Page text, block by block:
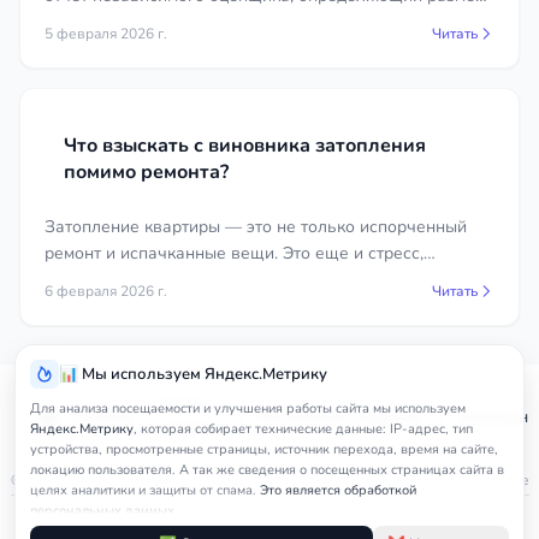
📊 Мы используем Яндекс.Метрику
Для анализа посещаемости и улучшения работы сайта мы используем
Яндекс.Метрику, которая собирает технические данные: IP-адрес, тип
устройства, просмотренные страницы, источник перехода, время на сайте,
локацию пользователя. А так же сведения о посещенных страницах сайта в
целях аналитики и защиты от спама. Это является обработкой
персональных данных.
Подробнее в Согласии на обработку персональных данных Правилах
сайте.
вреда. Часто стороны заказывают экспертизы в разных
организациях, что приводит к разным выводам.
5 февраля 2026 г. Читать
Что взыскать с виновника затопления
помимо ремонта?
Затопление квартиры — это не только испорченный
ремонт и испачканные вещи. Это еще и стресс,
временные неудобства и дополнительные расходы.
6 февраля 2026 г. Читать
Главная
Услуги
юриста
Республика Карелия
© 2026nedicom™. Права на товарный знак зарегистрированы в Роспатенте
Политика в отношении персональных данных
Правила обработки cookie